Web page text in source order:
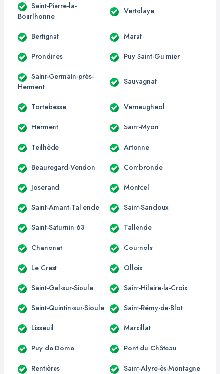
Saint-Pierre-la-
Bourlhonne
Vertolaye
Bertignat Marat
Prondines Puy Saint-Gulmier
Saint-Germain-près-
Herment
Sauvagnat
Tortebesse Verneugheol
Herment Saint-Myon
Teilhède Artonne
Beauregard-Vendon Combronde
Joserand Montcel
Saint-Amant-Tallende Saint-Sandoux
Saint-Saturnin 63 Tallende
Chanonat Cournols
Le Crest Olloix
Saint-Gal-sur-Sioule Saint-Hilaire-la-Croix
Saint-Quintin-sur-Sioule Saint-Rémy-de-Blot
Lisseuil Marcillat
Puy-de-Dome Pont-du-Château
Rentières Saint-Alyre-ès-Montagne